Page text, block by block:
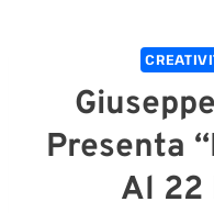
Presenta
Al 22